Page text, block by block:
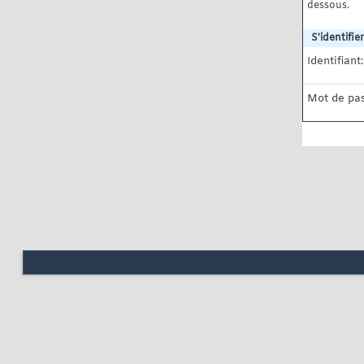
dessous.
S'identifier
Identifiant:
Mot de